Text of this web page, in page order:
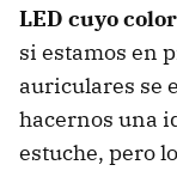
LED cuyo
si estamos en
auriculares se
hacernos una
estuche, pero